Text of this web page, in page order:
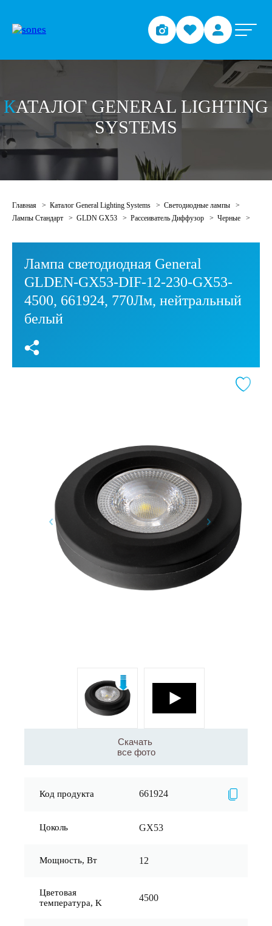
КАТАЛОГ GENERAL LIGHTING
SYSTEMS
Главная Каталог General Lighting Systems
Светодиодные лампы
Лампы Стандарт
GLDN GX53 Рассеиватель Диффузор Черные
Лампа светодиодная General
GLDEN-GX53-DIF-12-230-GX53-
4500, 661924, 770Лм, нейтральный
белый
Скачать
все фото
Код продукта 661924
Цоколь GX53
Мощность, Вт 12
Цветовая
температура, K
4500
ЗАДАЙТЕ ВОПРОС О
Отправьте заявку и мы свяжемся с вами в ближайшее
Я согласен(а) c
Я ознакомлен(а) cсогласием пользователя на обработку
ОТПРАВИТЬ